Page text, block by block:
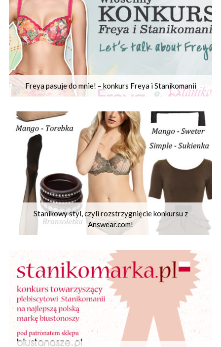
Freya pasuje do mnie! – konkurs Freya i Stanikomanii
Stanikowy styl, czyli rozstrzygnięcie konkursu z
Answear.com!